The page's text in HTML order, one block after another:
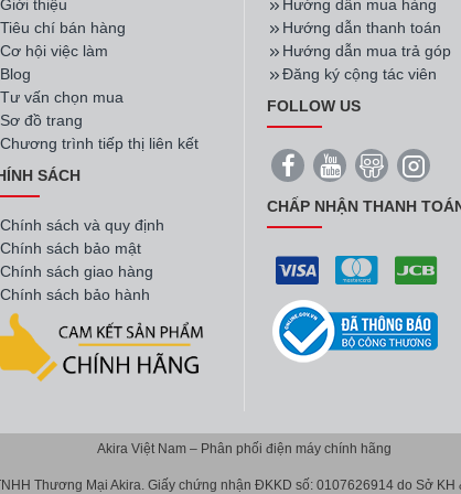
Giới thiệu
Tiêu chí bán hàng
Cơ hội việc làm
Blog
Tư vấn chọn mua
Sơ đồ trang
Chương trình tiếp thị liên kết
SÁCH
Chính sách và quy định
Chính sách bảo mật
Chính sách giao hàng
Chính sách bảo hành
Hướng dẫn mua hàng
Hướng dẫn thanh toán
Hướng dẫn mua trả góp
Đăng ký cộng tác viên
FOLLOW US
CHẤP NHẬN THANH
Akira Việt Nam – Phân phối điện máy chính hãng
Thương Mại Akira. Giấy chứng nhận ĐKKD số: 0107626914 do Sở KH